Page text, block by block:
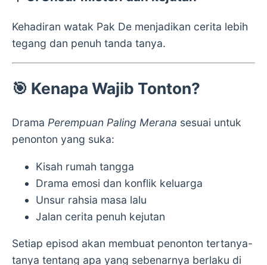
Kehadiran watak Pak De menjadikan cerita lebih
tegang dan penuh tanda tanya.
🎯 Kenapa Wajib Tonton?
Drama Perempuan Paling Merana sesuai untuk
penonton yang suka:
Kisah rumah tangga
Drama emosi dan konflik keluarga
Unsur rahsia masa lalu
Jalan cerita penuh kejutan
Setiap episod akan membuat penonton tertanya-
tanya tentang apa yang sebenarnya berlaku di